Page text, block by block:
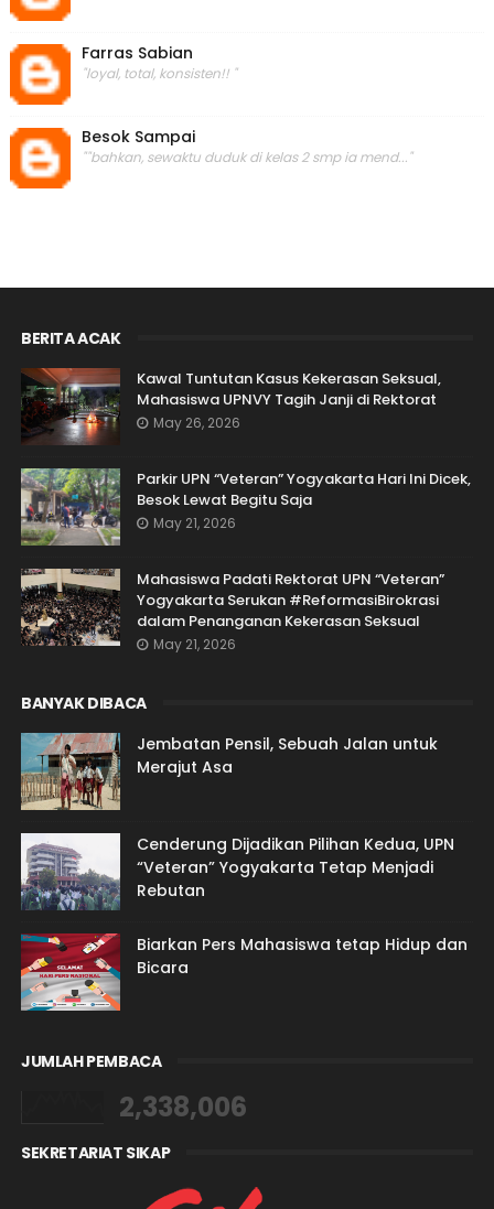
Farras Sabian
"loyal, total, konsisten!! "
Besok Sampai
""bahkan, sewaktu duduk di kelas 2 smp ia mend..."
BERITA ACAK
Kawal Tuntutan Kasus Kekerasan Seksual,
Mahasiswa UPNVY Tagih Janji di Rektorat
May 26, 2026
Parkir UPN “Veteran” Yogyakarta Hari Ini Dicek,
Besok Lewat Begitu Saja
May 21, 2026
Mahasiswa Padati Rektorat UPN “Veteran”
Yogyakarta Serukan #ReformasiBirokrasi
dalam Penanganan Kekerasan Seksual
May 21, 2026
BANYAK DIBACA
Jembatan Pensil, Sebuah Jalan untuk
Merajut Asa
Cenderung Dijadikan Pilihan Kedua, UPN
“Veteran” Yogyakarta Tetap Menjadi
Rebutan
Biarkan Pers Mahasiswa tetap Hidup dan
Bicara
JUMLAH PEMBACA
2,338,006
SEKRETARIAT SIKAP